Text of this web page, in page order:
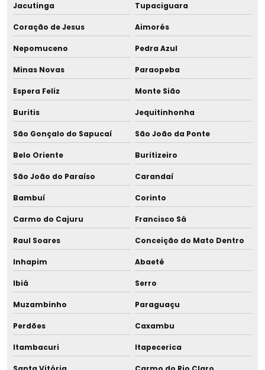
Projeto hidráulico loteamento
Projeto hidro sanitário esgoto
Projeto hidro sanitário isométrico
Projeto hidro sanitário loteamento
Projeto hidro sanitário predial
Projeto instalações hidrossanitárias
Projeto de preservação ambiental
Projeto de rede de água
Projeto de rede de águas pluviais
Projeto de rede de distribuição de água
Projeto de rede de esgoto
Projeto de rede de esgoto para loteamento
Projeto para reúso de efluente tratado
Projeto para reúso de efluente tratado em rs
Jacutinga Tupaciguara
Coração de Jesus Aimorés
Nepomuceno Pedra Azul
Minas Novas Paraopeba
Espera Feliz Monte Sião
Buritis Jequitinhonha
São Gonçalo do Sapucaí São João da Ponte
Belo Oriente Buritizeiro
São João do Paraíso Carandaí
Bambuí Corinto
Carmo do Cajuru Francisco Sá
Raul Soares Conceição do Mato Dentro
Inhapim Abaeté
Ibiá Serro
Muzambinho Paraguaçu
Perdões Caxambu
Itambacuri Itapecerica